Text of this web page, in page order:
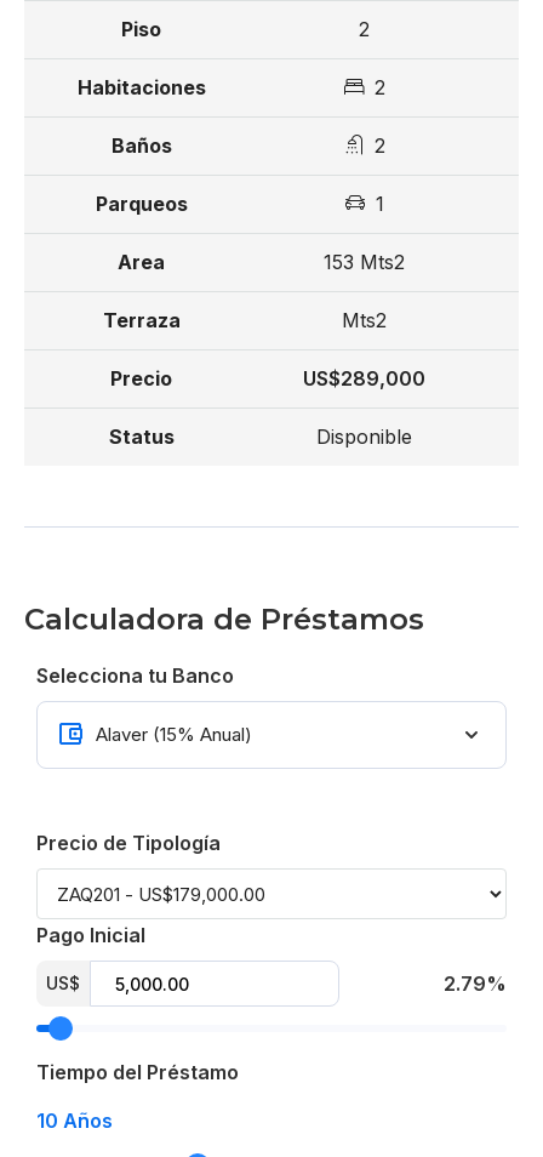
2
2
2
1
153 Mts2
Mts2
US$289,000
Disponible
Calculadora de Préstamos
Selecciona tu Banco
Precio de Tipología
Pago Inicial
US$ 2.79%
Tiempo del Préstamo
10 Años